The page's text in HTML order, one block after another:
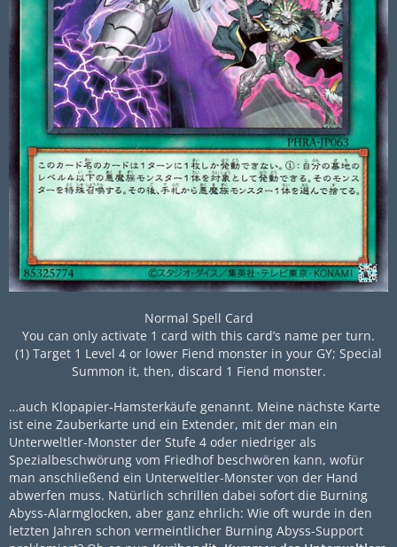
Normal Spell Card
You can only activate 1 card with this card’s name per turn.
(1) Target 1 Level 4 or lower Fiend monster in your GY; Special
Summon it, then, discard 1 Fiend monster.
…auch Klopapier-Hamsterkäufe genannt. Meine nächste Karte
ist eine Zauberkarte und ein Extender, mit der man ein
Unterweltler-Monster der Stufe 4 oder niedriger als
Spezialbeschwörung vom Friedhof beschwören kann, wofür
man anschließend ein Unterweltler-Monster von der Hand
abwerfen muss. Natürlich schrillen dabei sofort die Burning
Abyss-Alarmglocken, aber ganz ehrlich: Wie oft wurde in den
letzten Jahren schon vermeintlicher Burning Abyss-Support